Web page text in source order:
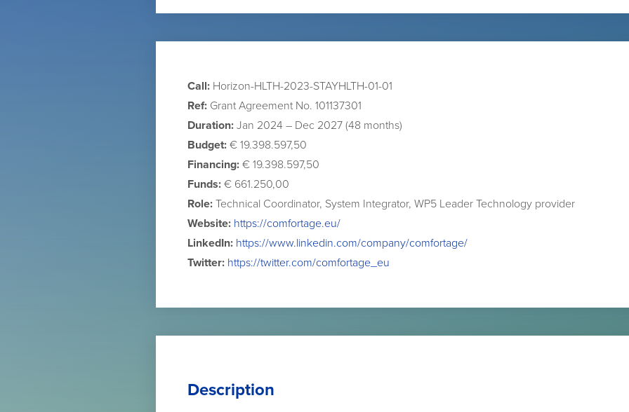
Call: Horizon-HLTH-2023-STAYHLTH-01-01
Ref: Grant Agreement No. 101137301
Duration: Jan 2024 – Dec 2027 (48 months)
Budget: € 19.398.597,50
Financing: € 19.398.597,50
Funds: € 661.250,00
Role: Technical Coordinator, System Integrator, WP5 Leader Technology provider
Website: https://comfortage.eu/
LinkedIn: https://www.linkedin.com/company/comfortage/
Twitter: https://twitter.com/comfortage_eu
Description